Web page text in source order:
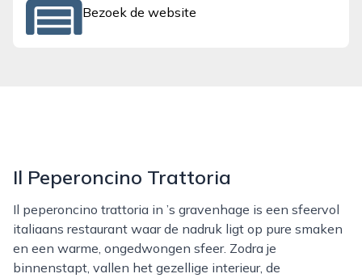
Bezoek de website
Il Peperoncino Trattoria
Il peperoncino trattoria in ’s gravenhage is een sfeervol
italiaans restaurant waar de nadruk ligt op pure smaken
en een warme, ongedwongen sfeer. Zodra je
binnenstapt, vallen het gezellige interieur, de